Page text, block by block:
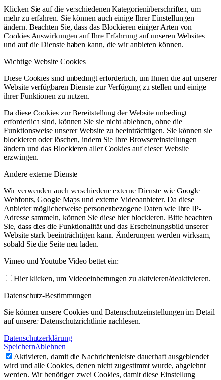
Klicken Sie auf die verschiedenen Kategorienüberschriften, um
mehr zu erfahren. Sie können auch einige Ihrer Einstellungen
ändern. Beachten Sie, dass das Blockieren einiger Arten von
Cookies Auswirkungen auf Ihre Erfahrung auf unseren Websites
und auf die Dienste haben kann, die wir anbieten können.
Wichtige Website Cookies
Diese Cookies sind unbedingt erforderlich, um Ihnen die auf unserer
Website verfügbaren Dienste zur Verfügung zu stellen und einige
ihrer Funktionen zu nutzen.
Da diese Cookies zur Bereitstellung der Website unbedingt
erforderlich sind, können Sie sie nicht ablehnen, ohne die
Funktionsweise unserer Website zu beeinträchtigen. Sie können sie
blockieren oder löschen, indem Sie Ihre Browsereinstellungen
ändern und das Blockieren aller Cookies auf dieser Website
erzwingen.
Andere externe Dienste
Wir verwenden auch verschiedene externe Dienste wie Google
Webfonts, Google Maps und externe Videoanbieter. Da diese
Anbieter möglicherweise personenbezogene Daten wie Ihre IP-
Adresse sammeln, können Sie diese hier blockieren. Bitte beachten
Sie, dass dies die Funktionalität und das Erscheinungsbild unserer
Website stark beeinträchtigen kann. Änderungen werden wirksam,
sobald Sie die Seite neu laden.
Vimeo und Youtube Video bettet ein:
Hier klicken, um Videoeinbettungen zu aktivieren/deaktivieren.
Datenschutz-Bestimmungen
Sie können unsere Cookies und Datenschutzeinstellungen im Detail
auf unserer Datenschutzrichtlinie nachlesen.
Datenschutzerklärung
SpeichernAblehnen
Aktivieren, damit die Nachrichtenleiste dauerhaft ausgeblendet
wird und alle Cookies, denen nicht zugestimmt wurde, abgelehnt
werden. Wir benötigen zwei Cookies, damit diese Einstellung